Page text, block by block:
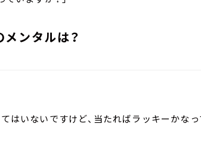
ンタルは？
はいないですけど、当たればラッキーかなっ